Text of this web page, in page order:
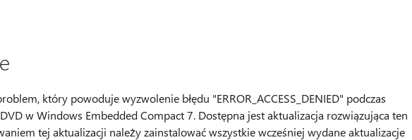
który powoduje wyzwolenie błędu "ERROR_ACCESS_DENIED" podczas
w Windows Embedded Compact 7. Dostępna jest aktualizacja rozwiązująca ten
tej aktualizacji należy zainstalować wszystkie wcześniej wydane aktualizacje